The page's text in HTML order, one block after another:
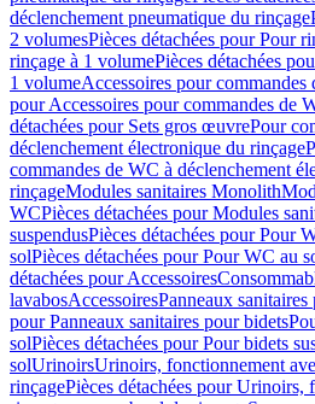
déclenchement pneumatique du rinçage
2 volumesPièces détachées pour Pour
rinçage à 1 volumePièces détachées
1 volumeAccessoires pour commandes
pour Accessoires pour commandes de
détachées pour Sets gros œuvrePour
déclenchement électronique du rinçage
commandes de WC à déclenchement
rinçageModules sanitaires Monolith
WCPièces détachées pour Modules
suspendusPièces détachées pour Pour
solPièces détachées pour Pour WC au
détachées pour Accessoires
lavabosAccessoiresPanneaux sanitaires
pour Panneaux sanitaires pour bidets
solPièces détachées pour Pour bidets
solUrinoirsUrinoirs, fonctionnement
rinçagePièces détachées pour Urinoirs,